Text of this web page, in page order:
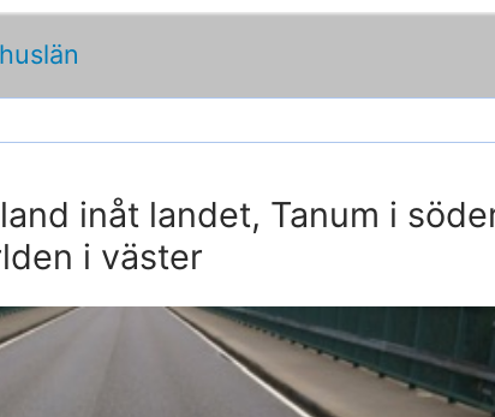
inåt landet, Tanum i
i väster